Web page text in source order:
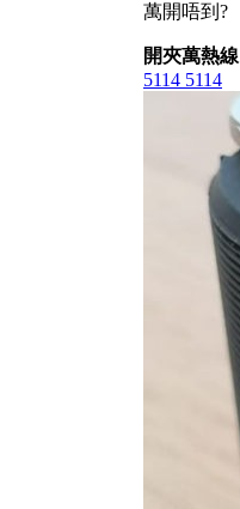
萬開唔到?
開夾萬熱線
5114 5114